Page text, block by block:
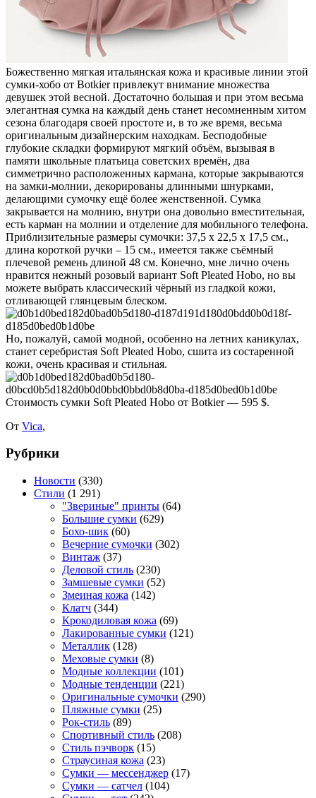
Божественно мягкая итальянская кожа и красивые линии этой
сумки-хобо от Botkier привлекут внимание множества
девушек этой весной. Достаточно большая и при этом весьма
элегантная сумка на каждый день станет несомненным хитом
сезона благодаря своей простоте и, в то же время, весьма
оригинальным дизайнерским находкам. Бесподобные
глубокие складки формируют мягкий объём, вызывая в
памяти школьные платьица советских времён, два
симметрично расположенных кармана, которые закрываются
на замки-молнии, декорированы длинными шнурками,
делающими сумочку ещё более женственной. Сумка
закрывается на молнию, внутри она довольно вместительная,
есть карман на молнии и отделение для мобильного телефона.
Приблизительные размеры сумочки: 37,5 х 22,5 х 17,5 см.,
длина короткой ручки – 15 см., имеется также съёмный
плечевой ремень длиной 48 см. Конечно, мне лично очень
нравится нежный розовый вариант Soft Pleated Hobo, но вы
можете выбрать классический чёрный из гладкой кожи,
отливающей глянцевым блеском.
Но, пожалуй, самой модной, особенно на летних каникулах,
станет серебристая Soft Pleated Hobo, сшита из состаренной
кожи, очень красивая и стильная.
Стоимость сумки Soft Pleated Hobo от Botkier — 595 $.
От Vica,
Рубрики
Новости (330)
Стили (1 291)
"Звериные" принты (64)
Большие сумки (629)
Бохо-шик (60)
Вечерние сумочки (302)
Винтаж (37)
Деловой стиль (230)
Замшевые сумки (52)
Змеиная кожа (142)
Клатч (344)
Крокодиловая кожа (69)
Лакированные сумки (121)
Металлик (128)
Меховые сумки (8)
Модные коллекции (101)
Модные тенденции (221)
Оригинальные сумочки (290)
Пляжные сумки (25)
Рок-стиль (89)
Спортивный стиль (208)
Стиль пэчворк (15)
Страусиная кожа (23)
Сумки — мессенджер (17)
Сумки — сатчел (104)